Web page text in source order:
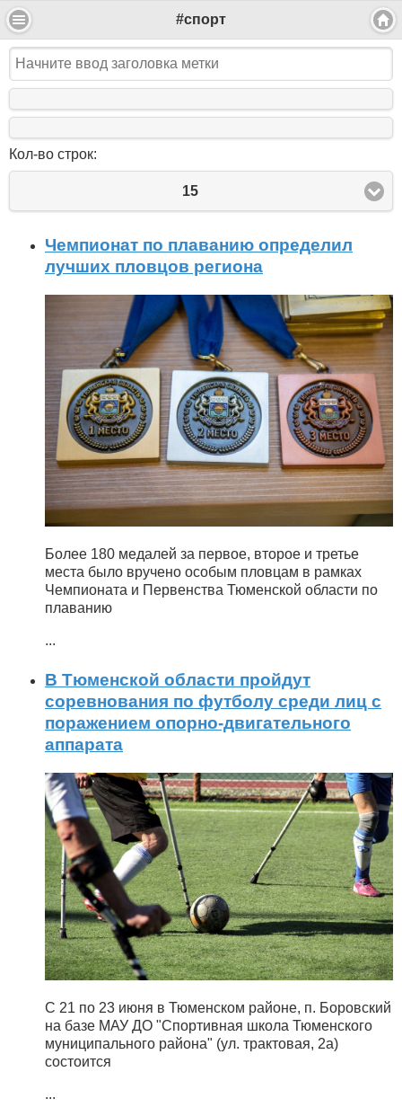
#спорт
Кол-во строк:
15
Чемпионат по плаванию определил
лучших пловцов региона
Более 180 медалей за первое, второе и третье
места было вручено особым пловцам в рамках
Чемпионата и Первенства Тюменской области по
плаванию
...
В Тюменской области пройдут
соревнования по футболу среди лиц с
поражением опорно-двигательного
аппарата
С 21 по 23 июня в Тюменском районе, п. Боровский
на базе МАУ ДО "Спортивная школа Тюменского
муниципального района" (ул. трактовая, 2а)
состоится
...